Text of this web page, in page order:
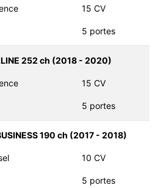
15 CV
5 portes
252 ch (2018 - 2020)
15 CV
5 portes
190 ch (2017 - 2018)
10 CV
5 portes